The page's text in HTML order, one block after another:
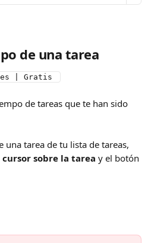
de una tarea
| Gratis
de tareas que te han sido
una tarea de tu lista de tareas,
cursor sobre la tarea y el botón